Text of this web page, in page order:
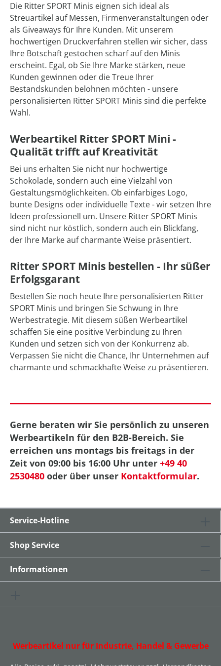
Die Ritter SPORT Minis eignen sich ideal als
Streuartikel auf Messen, Firmenveranstaltungen oder
als Giveaways für Ihre Kunden. Mit unserem
hochwertigen Druckverfahren stellen wir sicher, dass
Ihre Botschaft gestochen scharf auf den Minis
erscheint. Egal, ob Sie Ihre Marke stärken, neue
Kunden gewinnen oder die Treue Ihrer
Bestandskunden belohnen möchten - unsere
personalisierten Ritter SPORT Minis sind die perfekte
Wahl.
Werbeartikel Ritter SPORT Mini -
Qualität trifft auf Kreativität
Bei uns erhalten Sie nicht nur hochwertige
Schokolade, sondern auch eine Vielzahl von
Gestaltungsmöglichkeiten. Ob einfarbiges Logo,
bunte Designs oder individuelle Texte - wir setzen Ihre
Ideen professionell um. Unsere Ritter SPORT Minis
sind nicht nur köstlich, sondern auch ein Blickfang,
der Ihre Marke auf charmante Weise präsentiert.
Ritter SPORT Minis bestellen - Ihr süßer
Erfolgsgarant
Bestellen Sie noch heute Ihre personalisierten Ritter
SPORT Minis und bringen Sie Schwung in Ihre
Werbestrategie. Mit diesem süßen Werbeartikel
schaffen Sie eine positive Verbindung zu Ihren
Kunden und setzen sich von der Konkurrenz ab.
Verpassen Sie nicht die Chance, Ihr Unternehmen auf
charmante und schmackhafte Weise zu präsentieren.
Gerne beraten wir Sie persönlich zu unseren
Werbeartikeln für den B2B-Bereich. Sie
erreichen uns montags bis freitags in der
Zeit von 09:00 bis 16:00 Uhr unter +49 40
2530480 oder über unser Kontaktformular.
Service-Hotline
Shop Service
Informationen
Werbeartikel nur für Industrie, Handel & Gewerbe